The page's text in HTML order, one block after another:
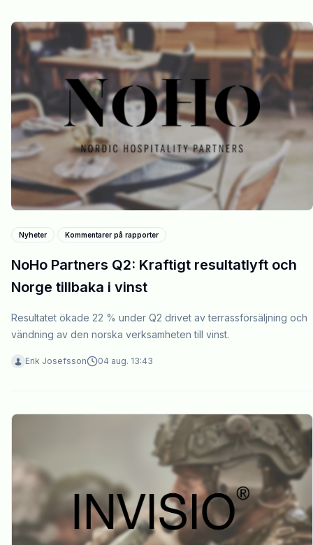
Nyheter Kommentarer på rapporter
NoHo Partners Q2: Kraftigt resultatlyft och
Norge tillbaka i vinst
Resultatet ökade 22 % under Q2 drivet av terrassförsäljning och
vändning av den norska verksamheten till vinst.
Erik Josefsson 04 aug. 13:43